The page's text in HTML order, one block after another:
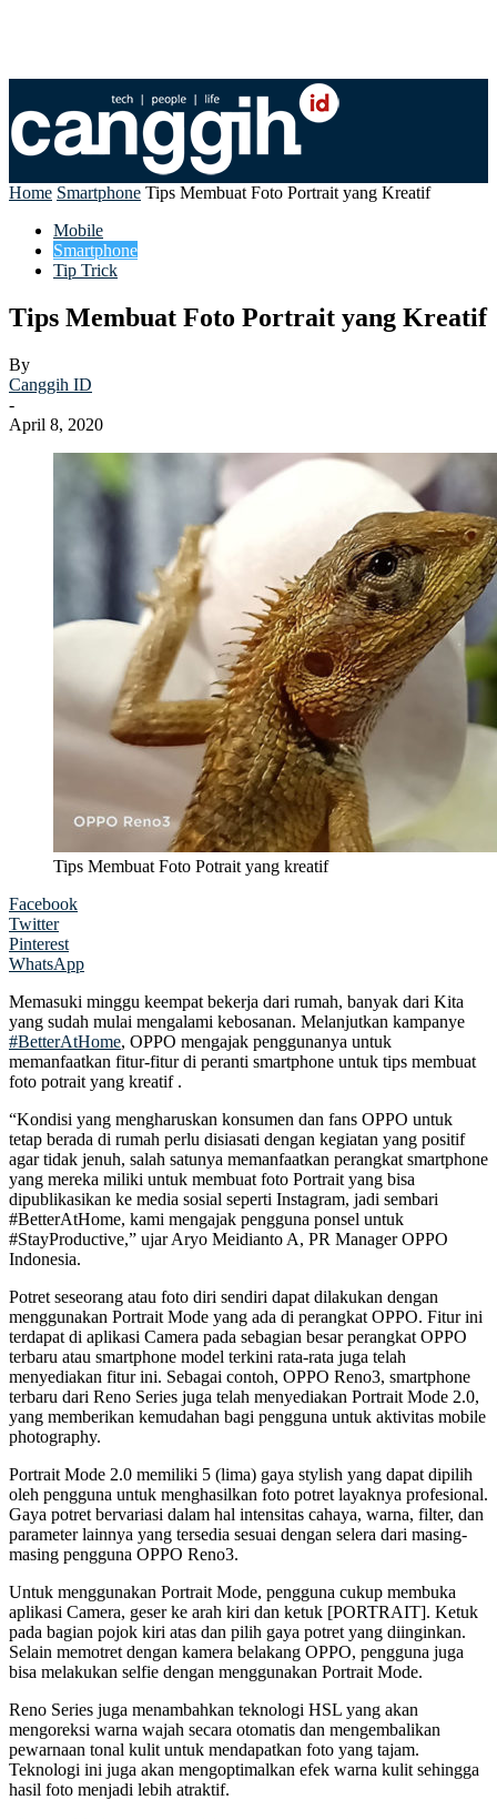
Home Smartphone Tips Membuat Foto Portrait yang Kreatif
Mobile
Smartphone
Tip Trick
Tips Membuat Foto Portrait yang Kreatif
By
Canggih ID
-
April 8, 2020
Tips Membuat Foto Potrait yang kreatif
Facebook
Twitter
Pinterest
WhatsApp
Memasuki minggu keempat bekerja dari rumah, banyak dari Kita
yang sudah mulai mengalami kebosanan. Melanjutkan kampanye
#BetterAtHome, OPPO mengajak penggunanya untuk
memanfaatkan fitur-fitur di peranti smartphone untuk tips membuat
foto potrait yang kreatif .
“Kondisi yang mengharuskan konsumen dan fans OPPO untuk
tetap berada di rumah perlu disiasati dengan kegiatan yang positif
agar tidak jenuh, salah satunya memanfaatkan perangkat smartphone
yang mereka miliki untuk membuat foto Portrait yang bisa
dipublikasikan ke media sosial seperti Instagram, jadi sembari
#BetterAtHome, kami mengajak pengguna ponsel untuk
#StayProductive,” ujar Aryo Meidianto A, PR Manager OPPO
Indonesia.
Potret seseorang atau foto diri sendiri dapat dilakukan dengan
menggunakan Portrait Mode yang ada di perangkat OPPO. Fitur ini
terdapat di aplikasi Camera pada sebagian besar perangkat OPPO
terbaru atau smartphone model terkini rata-rata juga telah
menyediakan fitur ini. Sebagai contoh, OPPO Reno3, smartphone
terbaru dari Reno Series juga telah menyediakan Portrait Mode 2.0,
yang memberikan kemudahan bagi pengguna untuk aktivitas mobile
photography.
Portrait Mode 2.0 memiliki 5 (lima) gaya stylish yang dapat dipilih
oleh pengguna untuk menghasilkan foto potret layaknya profesional.
Gaya potret bervariasi dalam hal intensitas cahaya, warna, filter, dan
parameter lainnya yang tersedia sesuai dengan selera dari masing-
masing pengguna OPPO Reno3.
Untuk menggunakan Portrait Mode, pengguna cukup membuka
aplikasi Camera, geser ke arah kiri dan ketuk [PORTRAIT]. Ketuk
pada bagian pojok kiri atas dan pilih gaya potret yang diinginkan.
Selain memotret dengan kamera belakang OPPO, pengguna juga
bisa melakukan selfie dengan menggunakan Portrait Mode.
Reno Series juga menambahkan teknologi HSL yang akan
mengoreksi warna wajah secara otomatis dan mengembalikan
pewarnaan tonal kulit untuk mendapatkan foto yang tajam.
Teknologi ini juga akan mengoptimalkan efek warna kulit sehingga
hasil foto menjadi lebih atraktif.